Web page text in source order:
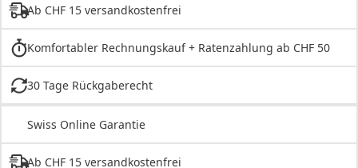
Ab CHF 15 versandkostenfrei
Komfortabler Rechnungskauf + Ratenzahlung ab CHF 50
30 Tage Rückgaberecht
Swiss Online Garantie
Ab CHF 15 versandkostenfrei